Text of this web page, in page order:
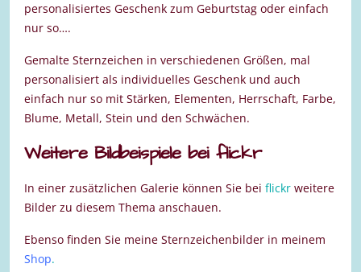
personalisiertes Geschenk zum Geburtstag oder einfach
nur so….
Gemalte Sternzeichen in verschiedenen Größen, mal
personalisiert als individuelles Geschenk und auch
einfach nur so mit Stärken, Elementen, Herrschaft, Farbe,
Blume, Metall, Stein und den Schwächen.
Weitere Bildbeispiele bei flickr
In einer zusätzlichen Galerie können Sie bei flickr weitere
Bilder zu diesem Thema anschauen.
Ebenso finden Sie meine Sternzeichenbilder in meinem
Shop.